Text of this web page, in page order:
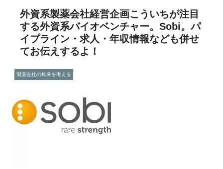
外資系製薬会社経営企画こういちが注目
する外資系バイオベンチャー。Sobi。パ
イプライン・求人・年収情報なども併せ
てお伝えするよ！
製薬会社の将来を考える